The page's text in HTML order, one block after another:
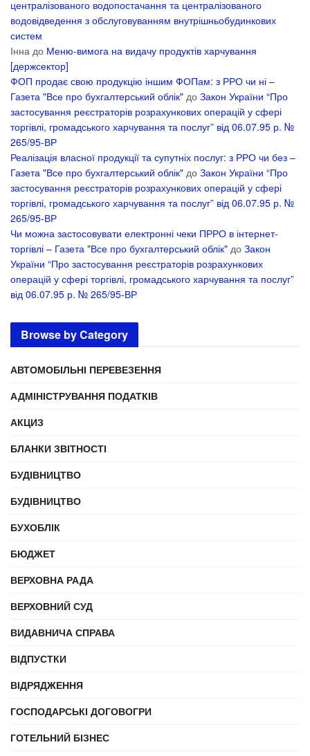
централізованого водопостачання та централізованого
водовідведення з обслуговуванням внутрішньобудинкових
систем
Інна до Меню-вимога на видачу продуктів харчування
[держсектор]
ФОП продає свою продукцію іншим ФОПам: з РРО чи ні –
Газета "Все про бухгалтерський облік" до Закон України “Про
застосування реєстраторів розрахункових операцій у сфері
торгівлі, громадського харчування та послуг” від 06.07.95 р. №
265/95-ВР
Реалізація власної продукції та супутніх послуг: з РРО чи без –
Газета "Все про бухгалтерський облік" до Закон України “Про
застосування реєстраторів розрахункових операцій у сфері
торгівлі, громадського харчування та послуг” від 06.07.95 р. №
265/95-ВР
Чи можна застосовувати електронні чеки ПРРО в інтернет-
торгівлі – Газета "Все про бухгалтерський облік" до Закон
України “Про застосування реєстраторів розрахункових
операцій у сфері торгівлі, громадського харчування та послуг”
від 06.07.95 р. № 265/95-ВР
Browse by Category
АВТОМОБІЛЬНІ ПЕРЕВЕЗЕННЯ
АДМІНІСТРУВАННЯ ПОДАТКІВ
АКЦИЗ
БЛАНКИ ЗВІТНОСТІ
БУДІВНИЦТВО
БУДІВНИЦТВО
БУХОБЛІК
БЮДЖЕТ
ВЕРХОВНА РАДА
ВЕРХОВНИЙ СУД
ВИДАВНИЧА СПРАВА
ВІДПУСТКИ
ВІДРЯДЖЕННЯ
ГОСПОДАРСЬКІ ДОГОВОГРИ
ГОТЕЛЬНИЙ БІЗНЕС